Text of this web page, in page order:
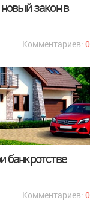
закон в
Комментариев: 0
банкротстве
Комментариев: 0